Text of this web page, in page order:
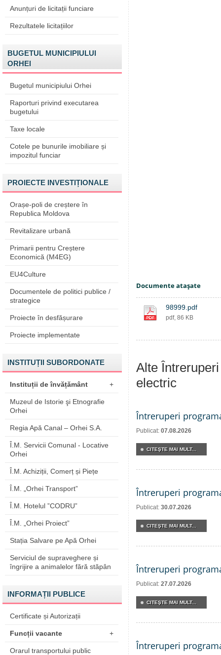
Anunțuri de licitații funciare
Rezultatele licitațiilor
BUGETUL MUNICIPIULUI
ORHEI
Bugetul municipiului Orhei
Raporturi privind executarea
bugetului
Taxe locale
Cotele pe bunurile imobiliare și
impozitul funciar
PROIECTE INVESTIȚIONALE
Orașe-poli de creștere în
Republica Moldova
Revitalizare urbană
Primarii pentru Creștere
Economică (M4EG)
EU4Culture
Documentele de politici publice /
strategice
Proiecte în desfășurare
Proiecte implementate
INSTITUȚII SUBORDONATE
Instituții de învățământ +
Muzeul de Istorie şi Etnografie
Orhei
Regia Apă Canal – Orhei S.A.
Î.M. Servicii Comunal - Locative
Orhei
Î.M. Achiziții, Comerț și Piețe
Î.M. „Orhei Transport”
Î.M. Hotelul ”CODRU”
Î.M. „Orhei Proiect”
Stația Salvare pe Apă Orhei
Serviciul de supraveghere și
îngrijire a animalelor fără stăpân
INFORMAȚII PUBLICE
Certificate și Autorizații
Funcții vacante +
Orarul transportului public
Documente ataşate
98999.pdf
pdf, 86 KB
Alte
electric
Întreruperi
Publicat: 07.08.2026
CITEŞTE MAI MULT...
Întreruperi
Publicat: 30.07.2026
CITEŞTE MAI MULT...
Întreruperi
Publicat: 27.07.2026
CITEŞTE MAI MULT...
Întreruperi